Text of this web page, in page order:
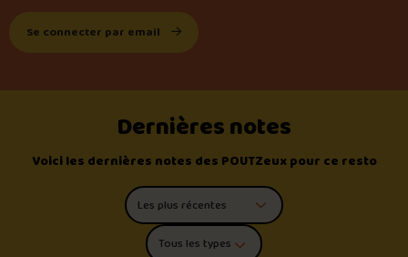
Se connecter par email
Dernières notes
Voici les dernières notes des POUTZeux pour ce resto
Trier les commentaires
Filtrer par type de poutine